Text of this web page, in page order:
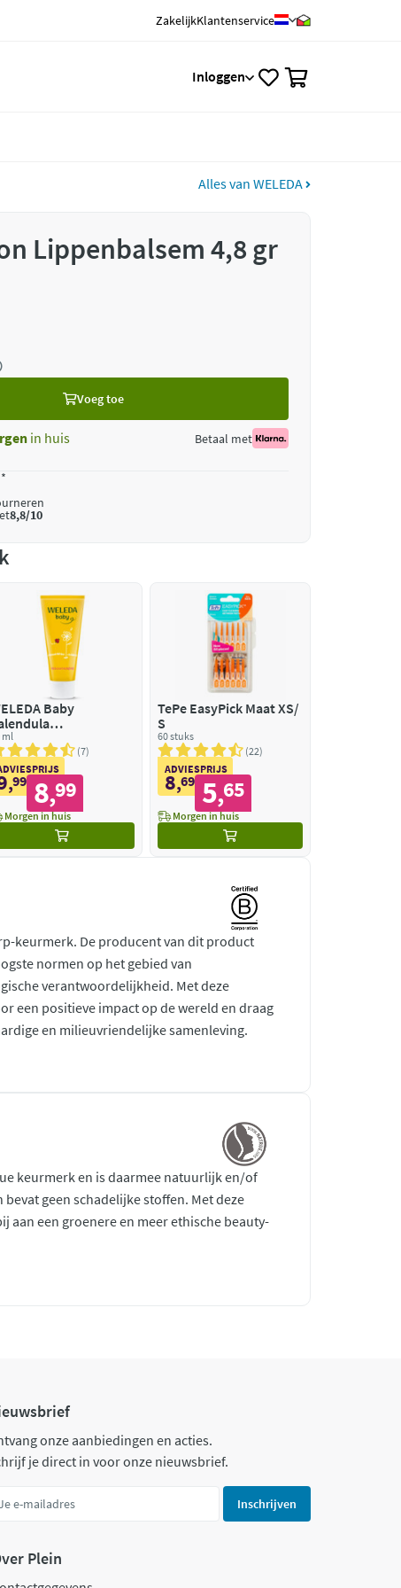
ZakelijkKlantenservice
Inloggen
Alles van WELEDA
Lippenbalsem 4,8 gr
Voeg toe
in huis Betaal met
8,8/10
Baby
ml
7
,99 8,99
Morgen in huis
TePe EasyPick Maat XS/
S
60 stuks
22
ADVIESPRIJS
8,69 5,65
Morgen in huis
keurmerk. De producent van dit product
normen op het gebied van
verantwoordelijkheid. Met deze
een positieve impact op de wereld en draag
en milieuvriendelijke samenleving.
keurmerk en is daarmee natuurlijk en/of
geen schadelijke stoffen. Met deze
aan een groenere en meer ethische beauty-
onze aanbiedingen en acties.
je direct in voor onze nieuwsbrief.
Inschrijven
Plein